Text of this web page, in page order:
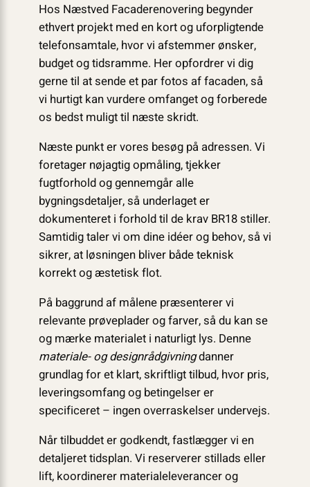
Hos Næstved Facaderenovering begynder
ethvert projekt med en kort og uforpligtende
telefonsamtale, hvor vi afstemmer ønsker,
budget og tidsramme. Her opfordrer vi dig
gerne til at sende et par fotos af facaden, så
vi hurtigt kan vurdere omfanget og forberede
os bedst muligt til næste skridt.
Næste punkt er vores besøg på adressen. Vi
foretager nøjagtig opmåling, tjekker
fugtforhold og gennemgår alle
bygningsdetaljer, så underlaget er
dokumenteret i forhold til de krav BR18 stiller.
Samtidig taler vi om dine idéer og behov, så vi
sikrer, at løsningen bliver både teknisk
korrekt og æstetisk flot.
På baggrund af målene præsenterer vi
relevante prøveplader og farver, så du kan se
og mærke materialet i naturligt lys. Denne
materiale- og designrådgivningdanner
grundlag for et klart, skriftligt tilbud, hvor pris,
leverings­omfang og betingelser er
specificeret – ingen overraskelser undervejs.
Når tilbuddet er godkendt, fastlægger vi en
detaljeret tidsplan. Vi reserverer stillads eller
lift, koordinerer materialeleverancer og